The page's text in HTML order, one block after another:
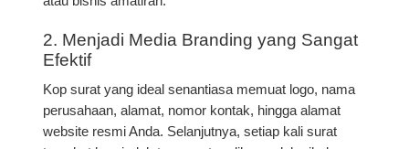
2. Menjadi Media Branding yang Sangat
Efektif
Kop surat yang ideal senantiasa memuat logo, nama
perusahaan, alamat, nomor kontak, hingga alamat
website resmi Anda. Selanjutnya, setiap kali surat